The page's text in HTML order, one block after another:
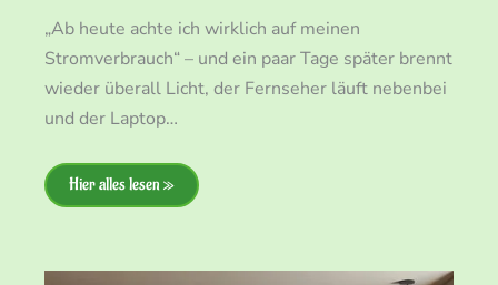
„Ab heute achte ich wirklich auf meinen
Stromverbrauch“ – und ein paar Tage später brennt
wieder überall Licht, der Fernseher läuft nebenbei
und der Laptop…
Hier alles lesen »